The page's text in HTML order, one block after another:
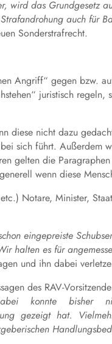
wird das Grundgesetz
auch für
Sonderstrafrecht.
Angriff“ gegen bzw.
juristisch regeln,
diese nicht dazu
sich führt. Außerdem
gelten die
wenn diese
Notare, Minister,
eingepreiste
halten es für
und ihn dabei
des RAV-
konnte bisher
gezeigt hat.